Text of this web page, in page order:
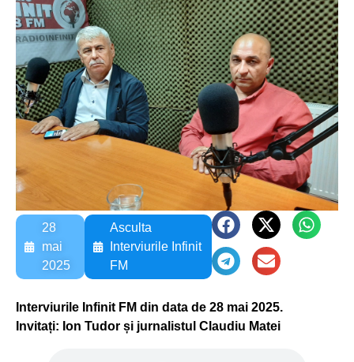
28
mai
2025
Asculta
Interviurile Infinit
FM
Interviurile Infinit FM din data de 28 mai 2025.
Invitați: Ion Tudor și jurnalistul Claudiu Matei